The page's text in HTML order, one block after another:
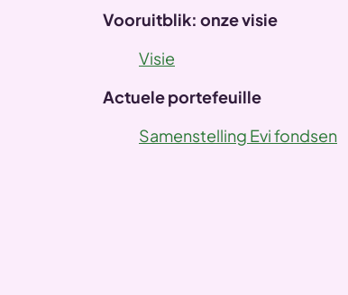
Vooruitblik: onze visie
Visie
Actuele portefeuille
Samenstelling Evi fondsen